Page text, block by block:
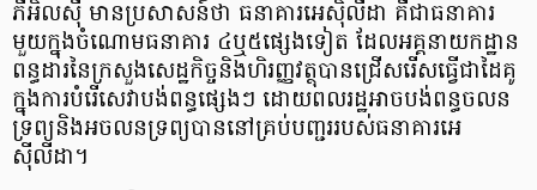
ភីអិលស៊ី មាន​ប្រសាសន៍ថា ធនាគារអេ​ស៊ិលីដា គឺជាធនាគារ​
មួយ​ក្នុងចំណោម​ធនាគារ ៤ឬ៥ផ្សេងទៀត ដែល​អគ្គនាយក​ដ្ឋាន
ពន្ធដារ​នៃក្រសួង​សេដ្ឋកិច្ច​និង​ហិរញ្ញវត្ថុបាន​ជ្រើសរើស​ធ្វើជាដៃគូ
ក្នុងការ​បំរើសេវា​បង់ពន្ធ​ផ្សេងៗ ដោយពលរដ្ឋ​អាចបង់​ពន្ធ​ចលន
ទ្រព្យ​និង​អចលនទ្រព្យ​បាននៅ​គ្រប់​បញ្ជរ​របស់​ធនាគារ​អេ
ស៊ីលីដា។